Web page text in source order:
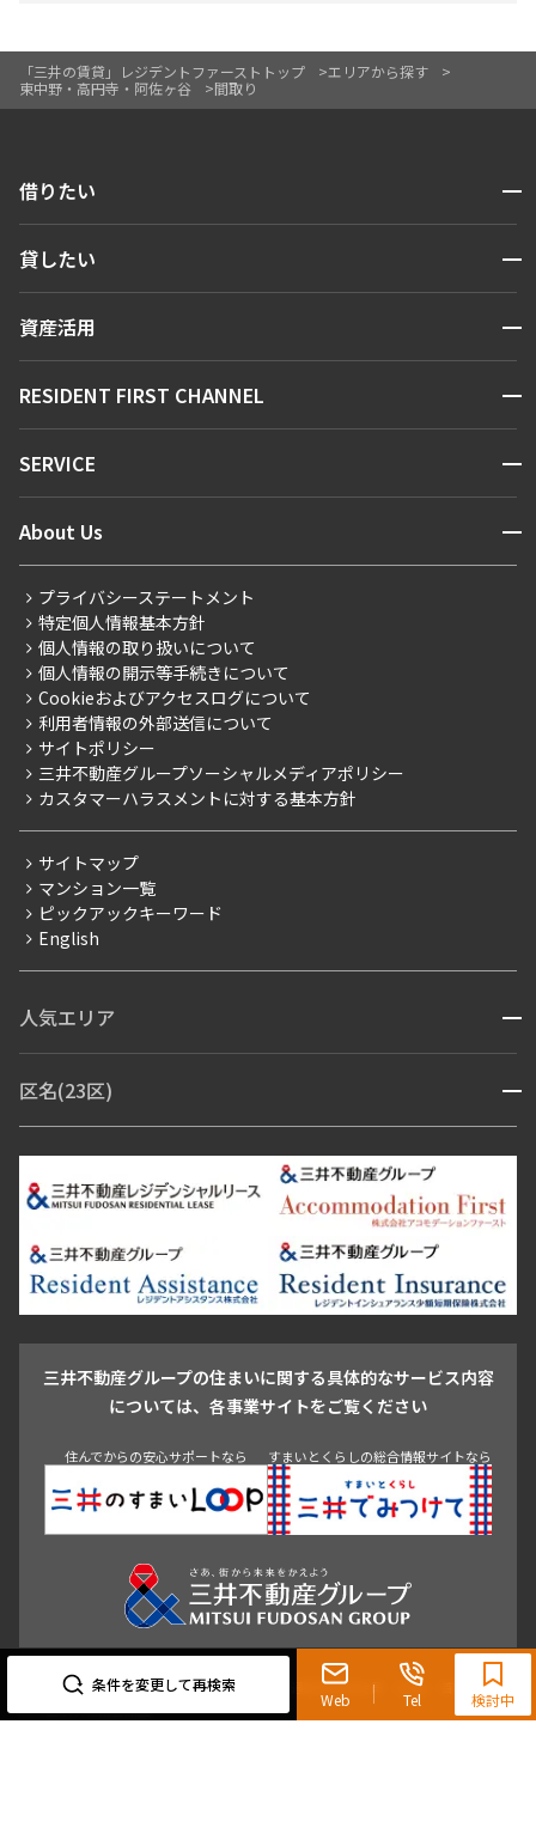
条件を変更して再検索
Web Tel
0120-321-719
9:30~18:00（水曜定休）
検討中
「三井の賃貸」レジデントファーストトップ
エリアから探す
東中野・高円寺・阿佐ヶ谷
間取り
借りたい 開閉
人気エリアから探す
新着情報から探す
新着募集情報
こだわりから探す
こだわり一覧
プレミアムマンション
新築
当社限定（港区・渋谷区）
当社限定（港区・渋谷区以外）
三井不動産企画
賃料改定
フリーレント
ペット可
ブランドマンション
貸したい 開閉
お問い合わせ
資産活用 開閉
お問い合わせ
RESIDENT FIRST CHANNEL 開閉
マンションレポート
住まいのコラム
SERVICE 開閉
会員ページ
ご入居・提携サービス
お部屋探しからご契約まで
よくあるご質問
社宅紹介
【仲介会社様向け】当社仲介事業部取り扱い物件入居申込
About Us 開閉
会社情報
事業案内
採用情報
ニュースリリース
お問い合わせ
プライバシーステートメント
特定個人情報基本方針
個人情報の取り扱いについて
個人情報の開示等手続きについて
Cookieおよびアクセスログについて
利用者情報の外部送信について
サイトポリシー
三井不動産グループソーシャルメディアポリシー
カスタマーハラスメントに対する基本方針
サイトマップ
マンション一覧
ピックアックキーワード
English
人気エリア 開閉
青山・表参道・原宿
市ヶ谷・神楽坂・飯田橋
三田・芝・浜松町
芝浦・汐留・品川
月島・勝どき・豊洲
本郷・春日・小石川
目白・高田馬場・早稲田
池尻大橋・三軒茶屋
祐天寺・学芸大学・自由が丘
駒沢・用賀・二子玉川
成城・砧
池袋・板橋・王子
青山 渋谷 東京・大手町 新宿 品川
目黒・中目黒
区名(23区) 開閉
江東区 台東区 墨田区
中野区
豊島区
杉並区 板橋区 練馬区 荒川区
足立区
葛飾区
江戸川区
三井不動産グループの住まいに関する具体的なサービス内容
については、各事業サイトをご覧ください
住んでからの安心サポートなら すまいとくらしの総合情報サイトなら
東京都知事（3）第96482号 （一社） 不動産流通経営協会会員 （公社） 首都圏不動
産公正取引協議会加盟